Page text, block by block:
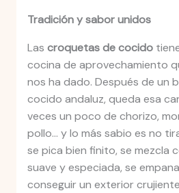
Tradición y sabor unidos
Las croquetas de cocido
cocina de aprovechamiento
nos ha dado. Después de un
cocido andaluz, queda esa
veces un poco de chorizo,
pollo… y lo más sabio es no
se pica bien finito, se mezcla
suave y especiada, se
conseguir un exterior